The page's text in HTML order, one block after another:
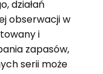
działań
obserwacji w
i
zapasów,
serii może